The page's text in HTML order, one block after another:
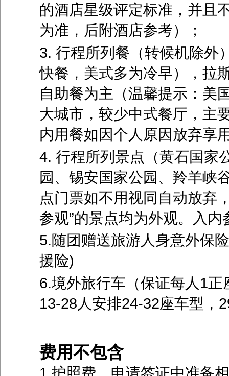
的酒店星级评定标准，并且
为准，后附酒店参考）；
3. 行程所列餐（转候机除外
快餐，美式多为冷早），拉
自助餐为主（温馨提示：美
大城市，较少中式餐厅，主
内用餐如因个人原因放弃享
4. 行程所列景点（黄石国家
园、锡安国家公园、羚羊峡
点门票如不用视同自动放弃
参观”的景点均为外观。入
5.随团赠送旅游人身意外保
援险)
6.境外旅行车（保证每人1
13-28人安排24-32座车型，
费用不包含
1.护照费、申请签证中准备